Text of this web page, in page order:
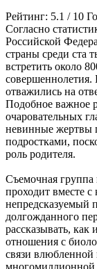
Рейтинг: 5.1 / 10
Согласно
Российской
страны среди ста
встретить около
совершеннолетия.
отважились на
Подобное важное
очаровательных
невинные жертвы
подростками,
роль родителя.
Съемочная группа
проходит вместе
непредсказуемый
долгожданного
рассказывать, как
отношения с
связи влюбленной